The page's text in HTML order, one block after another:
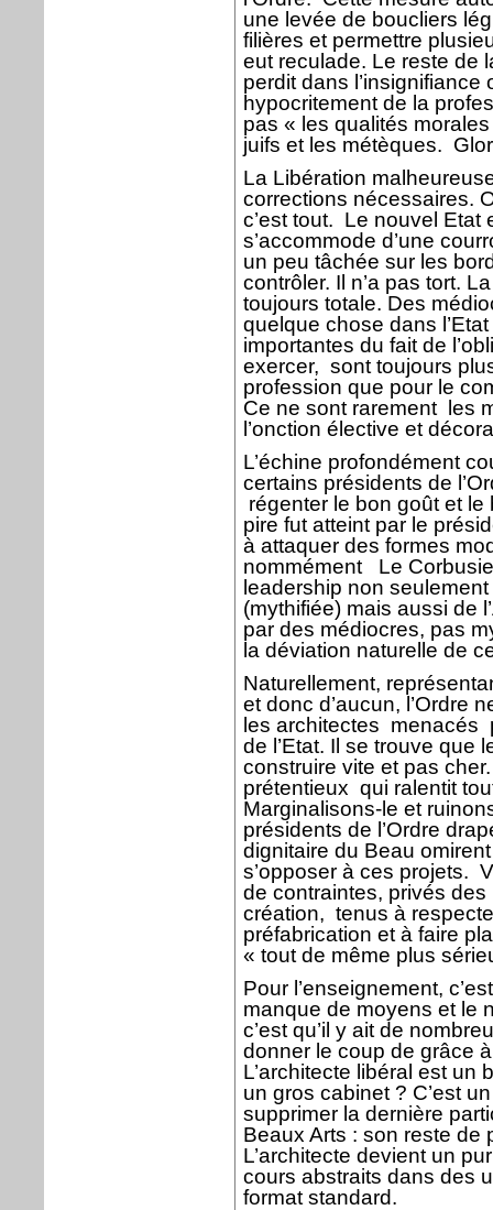
une levée de boucliers
filières et permettre
eut reculade. Le reste de
perdit dans l’insignifiance
hypocritement de la
pas « les qualités
juifs et les métèques.
La Libération
corrections nécessaires.
c’est tout. Le nouvel Etat
s’accommode d’une
un peu tâchée sur les
contrôler. Il n’a pas tort.
toujours totale. Des
quelque chose dans
importantes du fait de
exercer, sont toujours
profession que pour le
Ce ne sont rarement
les
l’onction élective et
L’échine profondément
certains présidents de
régenter le bon goût et le
pire fut atteint par le
à attaquer des formes
nommément
Le
leadership non
(mythifiée) mais aussi de
par des médiocres, pas
la déviation naturelle de
Naturellement,
et donc d’aucun, l’Ordre
les architectes menacés
de l’Etat. Il se trouve que
construire vite et pas
prétentieux qui ralentit
Marginalisons-le et
présidents de l’Ordre
dignitaire du Beau
s’opposer à ces projets.
de contraintes, privés
création, tenus à
préfabrication et à faire
« tout de même plus
Pour l’enseignement,
manque de moyens et le
c’est qu’il y ait de
donner le coup de grâce
L’architecte libéral est un
un gros cabinet ? C’est
supprimer la dernière
Beaux Arts : son reste de
L’architecte devient un
cours abstraits dans des
format standard.